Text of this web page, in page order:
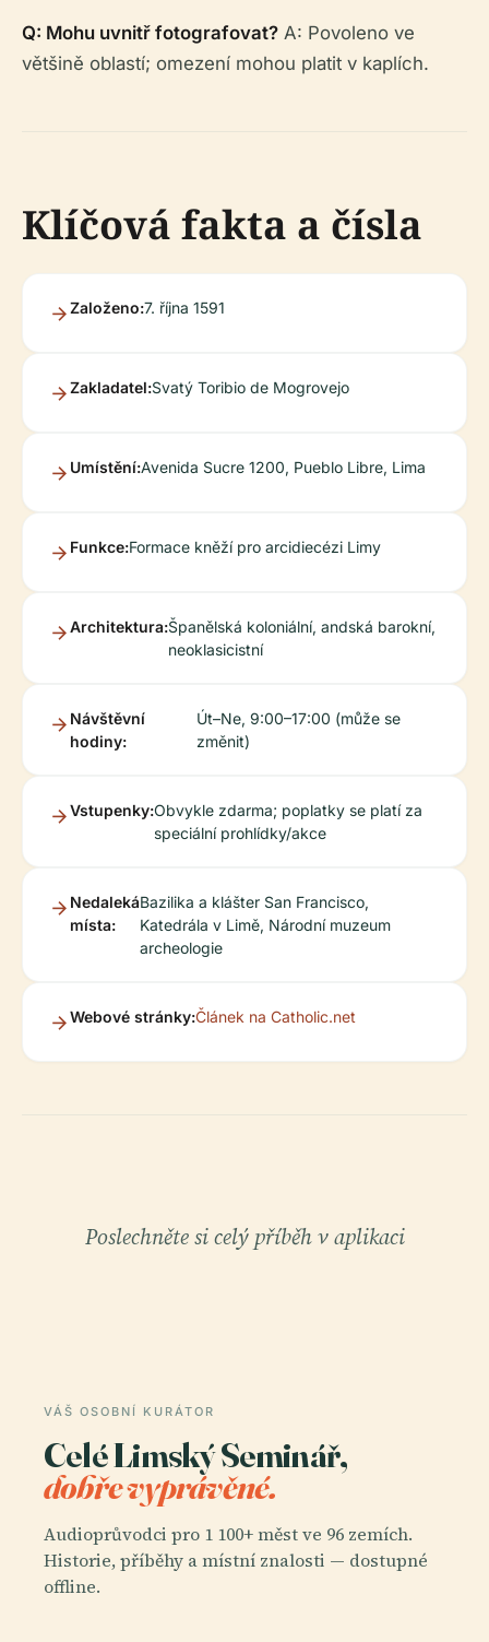
Q: Mohu uvnitř fotografovat? A: Povoleno ve
většině oblastí; omezení mohou platit v kaplích.
Klíčová fakta a čísla
Založeno:7. října 1591
Zakladatel:Svatý Toribio de Mogrovejo
Umístění:Avenida Sucre 1200, Pueblo Libre, Lima
Funkce:Formace kněží pro arcidiecézi Limy
Architektura:Španělská koloniální, andská barokní,
neoklasicistní
Návštěvní
hodiny:
Út–Ne, 9:00–17:00 (může se
změnit)
Vstupenky:Obvykle zdarma; poplatky se platí za
speciální prohlídky/akce
Nedaleká
místa:
Bazilika a klášter San Francisco,
Katedrála v Limě, Národní muzeum
archeologie
Webové stránky:Článek na Catholic.net
Poslechněte si celý příběh v aplikaci
VÁŠ OSOBNÍ KURÁTOR
Celé Limský Seminář,
dobře vyprávěné.
Audioprůvodci pro 1 100+ měst ve 96 zemích.
Historie, příběhy a místní znalosti — dostupné
offline.